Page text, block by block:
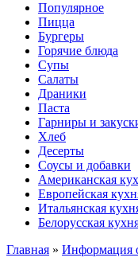
Популярное
Пицца
Бургеры
Горячие блюда
Супы
Салаты
Драники
Паста
Гарниры и
Хлеб
Десерты
Соусы и добавки
Американская
Европейская
Итальянская
Белорусская
Главная » Информация